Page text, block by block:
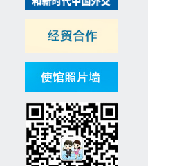
懂英语者优先。4、熟悉各类
办公软件，掌握基本行政商务
服务礼仪，有相关工作经历者
优先。5、严谨细致、责任心
强，沟通协调、团队协作能力
人)1、土库曼斯坦公民，可合
法全日制工作。2、年龄40周
岁以下，男性，身心健康，无
重大疾病与不良记录。3、高